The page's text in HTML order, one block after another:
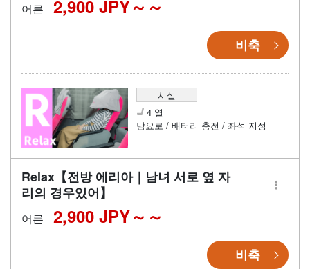
어른 2,900 JPY～
비축
시설
4 열
담요로 / 배터리 충전 / 좌석 지정
Relax【전방 에리아｜남녀 서로 옆 자
리의 경우있어】
어른 2,900 JPY～
비축